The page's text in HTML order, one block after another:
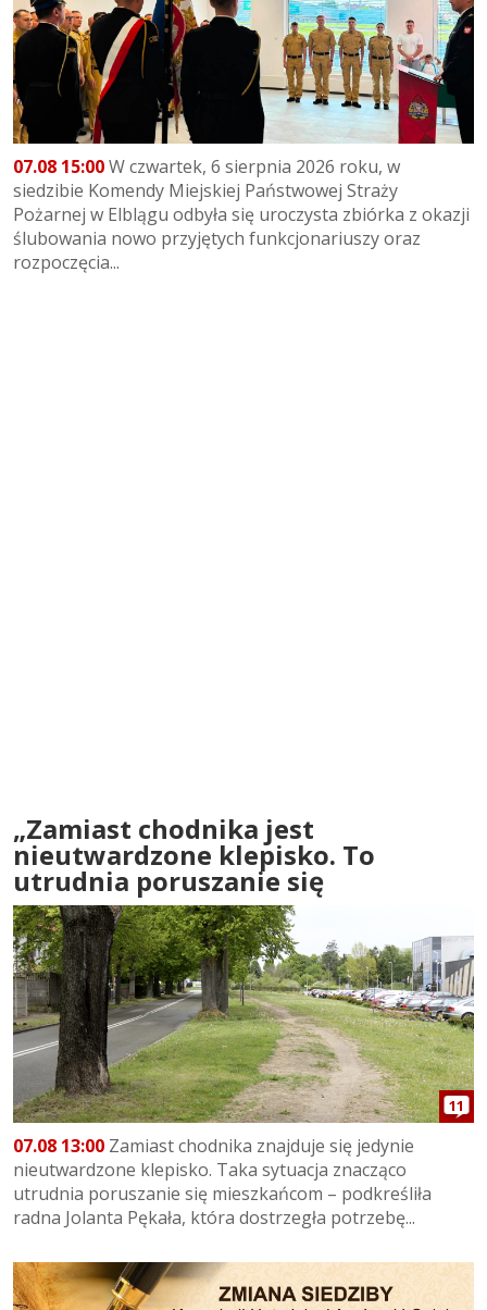
07.08 15:00W czwartek, 6 sierpnia 2026 roku, w
siedzibie Komendy Miejskiej Państwowej Straży
Pożarnej w Elblągu odbyła się uroczysta zbiórka z okazji
ślubowania nowo przyjętych funkcjonariuszy oraz
rozpoczęcia...
„Zamiast chodnika jest
nieutwardzone klepisko. To
utrudnia poruszanie się
11
07.08 13:00 Zamiast chodnika znajduje się jedynie
nieutwardzone klepisko. Taka sytuacja znacząco
utrudnia poruszanie się mieszkańcom – podkreśliła
radna Jolanta Pękała, która dostrzegła potrzebę...